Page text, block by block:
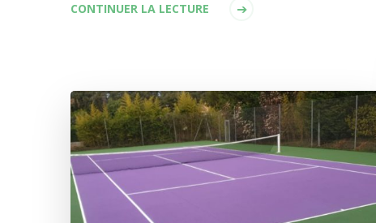
CONTINUER LA LECTURE